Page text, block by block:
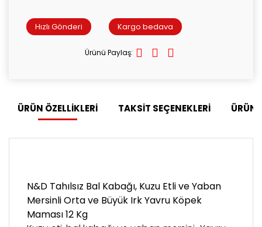
Hızlı Gönderi Kargo bedava
Ürünü Paylaş:
ÜRÜN ÖZELLİKLERİ TAKSİT SEÇENEKLERİ ÜRÜN
N&D Tahılsız Bal Kabağı, Kuzu Etli ve Yaban
Mersinli Orta ve Büyük Irk Yavru Köpek
Maması 12 Kg